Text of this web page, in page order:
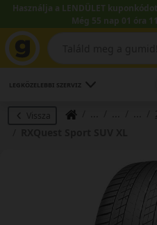
Használja a LENDÜLET
Még 55 nap 01 óra
LEGKÖZELEBBI SZERVIZ
Vissza